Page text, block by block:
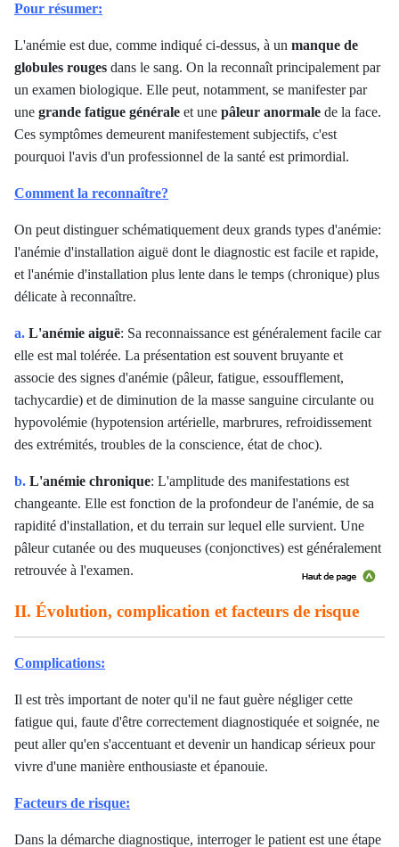
Pour résumer:
L'anémie est due, comme indiqué ci-dessus, à un manque de
globules rouges dans le sang. On la reconnaît principalement par
un examen biologique. Elle peut, notamment, se manifester par
une grande fatigue générale et une pâleur anormale de la face.
Ces symptômes demeurent manifestement subjectifs, c'est
pourquoi l'avis d'un professionnel de la santé est primordial.
Comment la reconnaître?
On peut distinguer schématiquement deux grands types d'anémie:
l'anémie d'installation aiguë dont le diagnostic est facile et rapide,
et l'anémie d'installation plus lente dans le temps (chronique) plus
délicate à reconnaître.
a. L'anémie aiguë: Sa reconnaissance est généralement facile car
elle est mal tolérée. La présentation est souvent bruyante et
associe des signes d'anémie (pâleur, fatigue, essoufflement,
tachycardie) et de diminution de la masse sanguine circulante ou
hypovolémie (hypotension artérielle, marbrures, refroidissement
des extrémités, troubles de la conscience, état de choc).
b. L'anémie chronique: L'amplitude des manifestations est
changeante. Elle est fonction de la profondeur de l'anémie, de sa
rapidité d'installation, et du terrain sur lequel elle survient. Une
pâleur cutanée ou des muqueuses (conjonctives) est généralement
retrouvée à l'examen.
II. Évolution, complication et facteurs de risque
Complications:
Il est très important de noter qu'il ne faut guère négliger cette
fatigue qui, faute d'être correctement diagnostiquée et soignée, ne
peut aller qu'en s'accentuant et devenir un handicap sérieux pour
vivre d'une manière enthousiaste et épanouie.
Facteurs de risque:
Dans la démarche diagnostique, interroger le patient est une étape